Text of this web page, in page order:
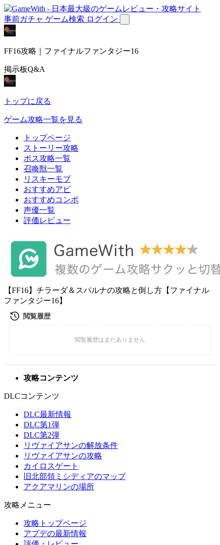
事前ガチャ ゲーム検索 ログイン
FF16攻略｜ファイナルファンタジー16
掲示板Q&A
トップに戻る
ゲーム攻略一覧を見る
トップページ
ストーリー攻略
ボス攻略一覧
召喚獣一覧
リスキーモブ
おすすめアビ
おすすめコンボ
声優一覧
評価レビュー
【FF16】チラーダ＆スパルナの攻略と倒し方【ファイナル
ファンタジー16】
攻略コンテンツ
DLCコンテンツ
DLC最新情報
DLC第1弾
DLC第2弾
リヴァイアサンの解放条件
リヴァイアサンの攻略
カイロスゲート
旧北部領ミシディアのマップ
アクアマリンの場所
攻略メニュー
攻略トップページ
アプデの最新情報